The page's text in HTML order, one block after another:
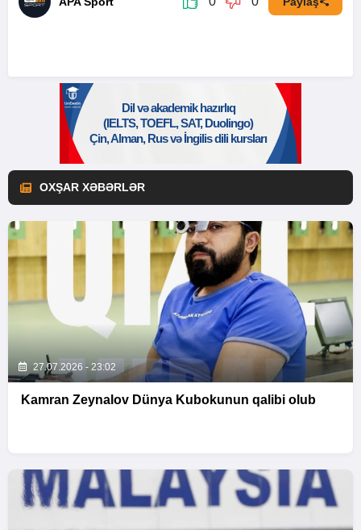
OXŞAR XƏBƏRLƏR
27.07.2026 - 23:02
Kamran Zeynalov Dünya Kubokunun qalibi olub